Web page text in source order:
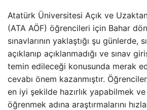
Atatürk Üniversitesi Açık ve
(ATA AÖF) öğrencileri için Bahar
sınavlarının yaklaştığı şu günlerde,
açıklanıp açıklanmadığı ve sınav
temin edileceği konusunda merak
cevabı önem kazanmıştır.
en iyi şekilde hazırlık yapabilmek
öğrenmek adına araştırmalarını